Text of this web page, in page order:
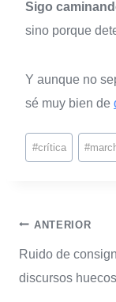
Sigo
sino porque
Y aunque no
sé muy bien de
#crítica #
ANTERIOR
Ruido de
discursos huecos